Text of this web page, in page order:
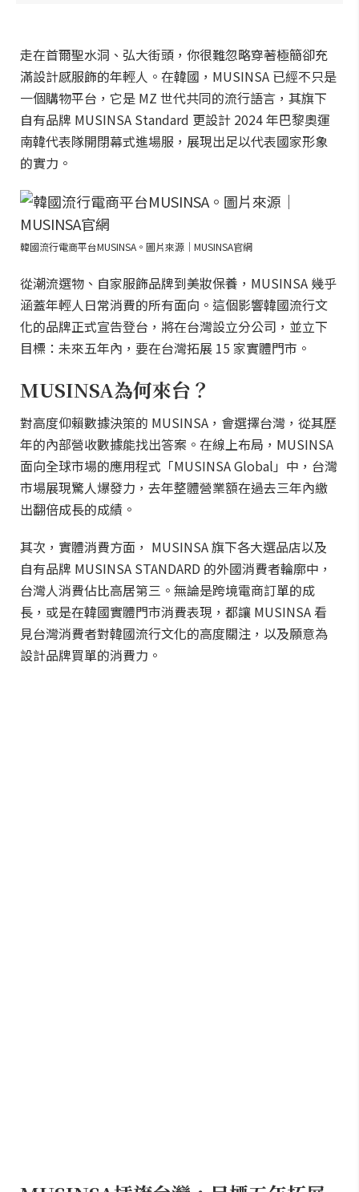
走在首爾聖水洞、弘大街頭，你很難忽略穿著極簡卻充
滿設計感服飾的年輕人。在韓國，MUSINSA 已經不只是
一個購物平台，它是 MZ 世代共同的流行語言，其旗下
自有品牌 MUSINSA Standard 更設計 2024 年巴黎奧運
南韓代表隊開閉幕式進場服，展現出足以代表國家形象
的實力。
韓國流行電商平台MUSINSA。圖片來源｜MUSINSA官網
從潮流選物、自家服飾品牌到美妝保養，MUSINSA 幾乎
涵蓋年輕人日常消費的所有面向。這個影響韓國流行文
化的品牌正式宣告登台，將在台灣設立分公司，並立下
目標：未來五年內，要在台灣拓展 15 家實體門市。
MUSINSA為何來台？
對高度仰賴數據決策的 MUSINSA，會選擇台灣，從其歷
年的內部營收數據能找出答案。在線上布局，MUSINSA
面向全球市場的應用程式「MUSINSA Global」中，台灣
市場展現驚人爆發力，去年整體營業額在過去三年內繳
出翻倍成長的成績。
其次，實體消費方面， MUSINSA 旗下各大選品店以及
自有品牌 MUSINSA STANDARD 的外國消費者輪廓中，
台灣人消費佔比高居第三。無論是跨境電商訂單的成
長，或是在韓國實體門市消費表現，都讓 MUSINSA 看
見台灣消費者對韓國流行文化的高度關注，以及願意為
設計品牌買單的消費力。